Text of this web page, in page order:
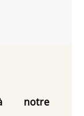
notre